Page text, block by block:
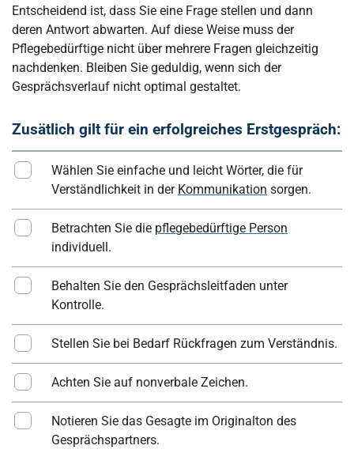
Entscheidend ist, dass Sie eine Frage stellen und dann
deren Antwort abwarten. Auf diese Weise muss der
Pflegebedürftige nicht über mehrere Fragen gleichzeitig
nachdenken. Bleiben Sie geduldig, wenn sich der
Gesprächsverlauf nicht optimal gestaltet.
Zusätlich gilt für ein erfolgreiches Erstgespräch:
Wählen Sie einfache und leicht Wörter, die für
Verständlichkeit in der Kommunikation sorgen.
Betrachten Sie die pflegebedürftige Person
individuell.
Behalten Sie den Gesprächsleitfaden unter
Kontrolle.
Stellen Sie bei Bedarf Rückfragen zum Verständnis.
Achten Sie auf nonverbale Zeichen.
Notieren Sie das Gesagte im Originalton des
Gesprächspartners.